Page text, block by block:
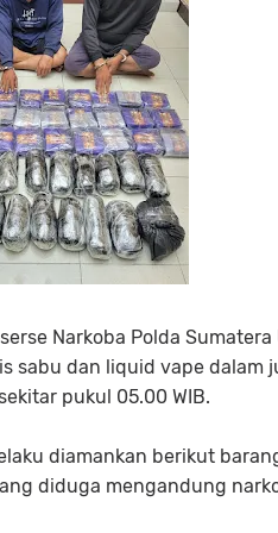
Narkoba Polda
sabu dan liquid vape dalam
pukul 05.00 WIB.
diamankan berikut
diduga mengandung